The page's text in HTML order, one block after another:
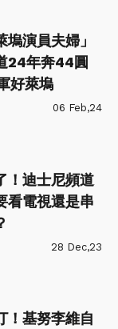
演員夫婦」
24年奔44圓
好萊塢
06 Feb,24
！迪士尼頻道
看電視還是串
28 Dec,23
！基努李維自